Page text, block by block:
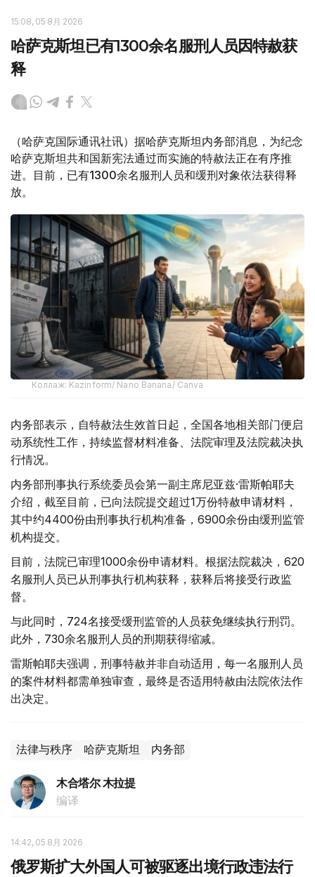
15:08, 05 8月 2026
哈萨克斯坦已有1300余名服刑人员因特赦获
释
（哈萨克国际通讯社讯）据哈萨克斯坦内务部消息，为纪念
哈萨克斯坦共和国新宪法通过而实施的特赦法正在有序推
进。目前，已有1300余名服刑人员和缓刑对象依法获得释
放。
Коллаж: Kazinform/ Nano Banana/ Canva
内务部表示，自特赦法生效首日起，全国各地相关部门便启
动系统性工作，持续监督材料准备、法院审理及法院裁决执
行情况。
内务部刑事执行系统委员会第一副主席尼亚兹·雷斯帕耶夫
介绍，截至目前，已向法院提交超过1万份特赦申请材料，
其中约4400份由刑事执行机构准备，6900余份由缓刑监管
机构提交。
目前，法院已审理1000余份申请材料。根据法院裁决，620
名服刑人员已从刑事执行机构获释，获释后将接受行政监
督。
与此同时，724名接受缓刑监管的人员获免继续执行刑罚。
此外，730余名服刑人员的刑期获得缩减。
雷斯帕耶夫强调，刑事特赦并非自动适用，每一名服刑人员
的案件材料都需单独审查，最终是否适用特赦由法院依法作
出决定。
法律与秩序 哈萨克斯坦 内务部
木合塔尔 木拉提
编译
14:42, 05 8月 2026
俄罗斯扩大外国人可被驱逐出境行政违法行